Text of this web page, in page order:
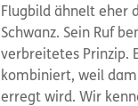
Flugbild ähnelt eher
Schwanz. Sein Ruf
verbreitetes Prinzip.
kombiniert, weil
erregt wird. Wir